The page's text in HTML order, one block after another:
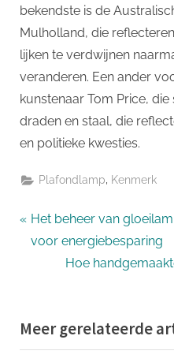
bekendste is de
Mulholland, die
lijken te verdwijnen
veranderen. Een ander
kunstenaar Tom Price,
draden en staal, die
en politieke kwesties.
Plafondlamp, Kenmerk
Bericht
navigatie
P
r
o
u
Het beheer van
voor energiebesparing
N
t
P
Hoe
Meer gerelateerde